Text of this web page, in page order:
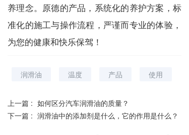
养理念。原德的产品，系统化的养护方案，标
准化的施工与操作流程，严谨而专业的体验，
为您的健康和快乐保驾！
润滑油 温度 产品 使用
上一篇 : 如何区分汽车润滑油的质量？
下一篇 : 润滑油中的添加剂是什么，它的作用是什么？